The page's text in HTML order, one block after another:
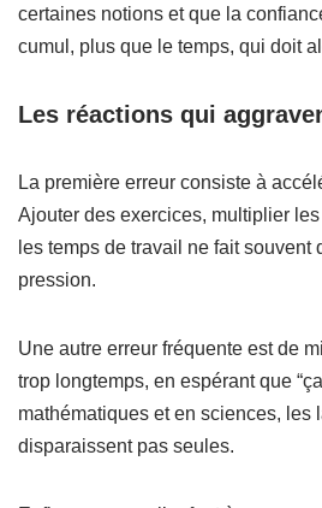
certaines notions et que la
cumul, plus que le temps, qui doit
Les réactions qui
La première erreur consiste à
Ajouter des exercices, multiplier
les temps de travail ne fait souvent
pression.
Une autre erreur fréquente est de
trop longtemps, en espérant que
mathématiques et en sciences, les
disparaissent pas seules.